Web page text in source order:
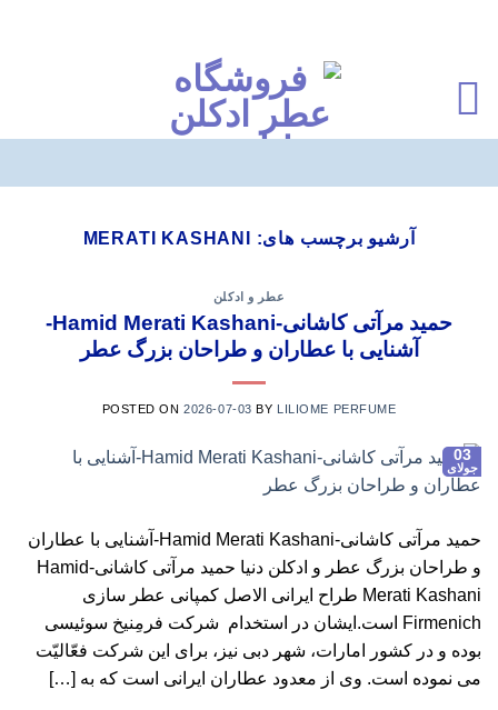
آرشیو برچسب های: MERATI KASHANI
عطر و ادکلن
حمید مرآتی کاشانی-Hamid Merati Kashani-
آشنایی با عطاران و طراحان بزرگ عطر
POSTED ON2026-07-03 BY LILIOME PERFUME
03
جولای
حمید مرآتی کاشانی-Hamid Merati Kashani-آشنایی با عطاران
و طراحان بزرگ عطر و ادکلن دنیا حمید مرآتی کاشانی-Hamid
Merati Kashani طراح ایرانی الاصل کمپانی عطر سازی
Firmenich است.ایشان در استخدام شرکت فرمِنیخ سوئیسی
بوده و در کشور امارات، شهر دبی نیز، برای این شرکت فعّالیّت
می نموده است. وی از معدود عطاران ایرانی است که به […]